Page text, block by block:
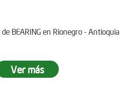
BEARING en Rionegro - Antioquia
Ver más